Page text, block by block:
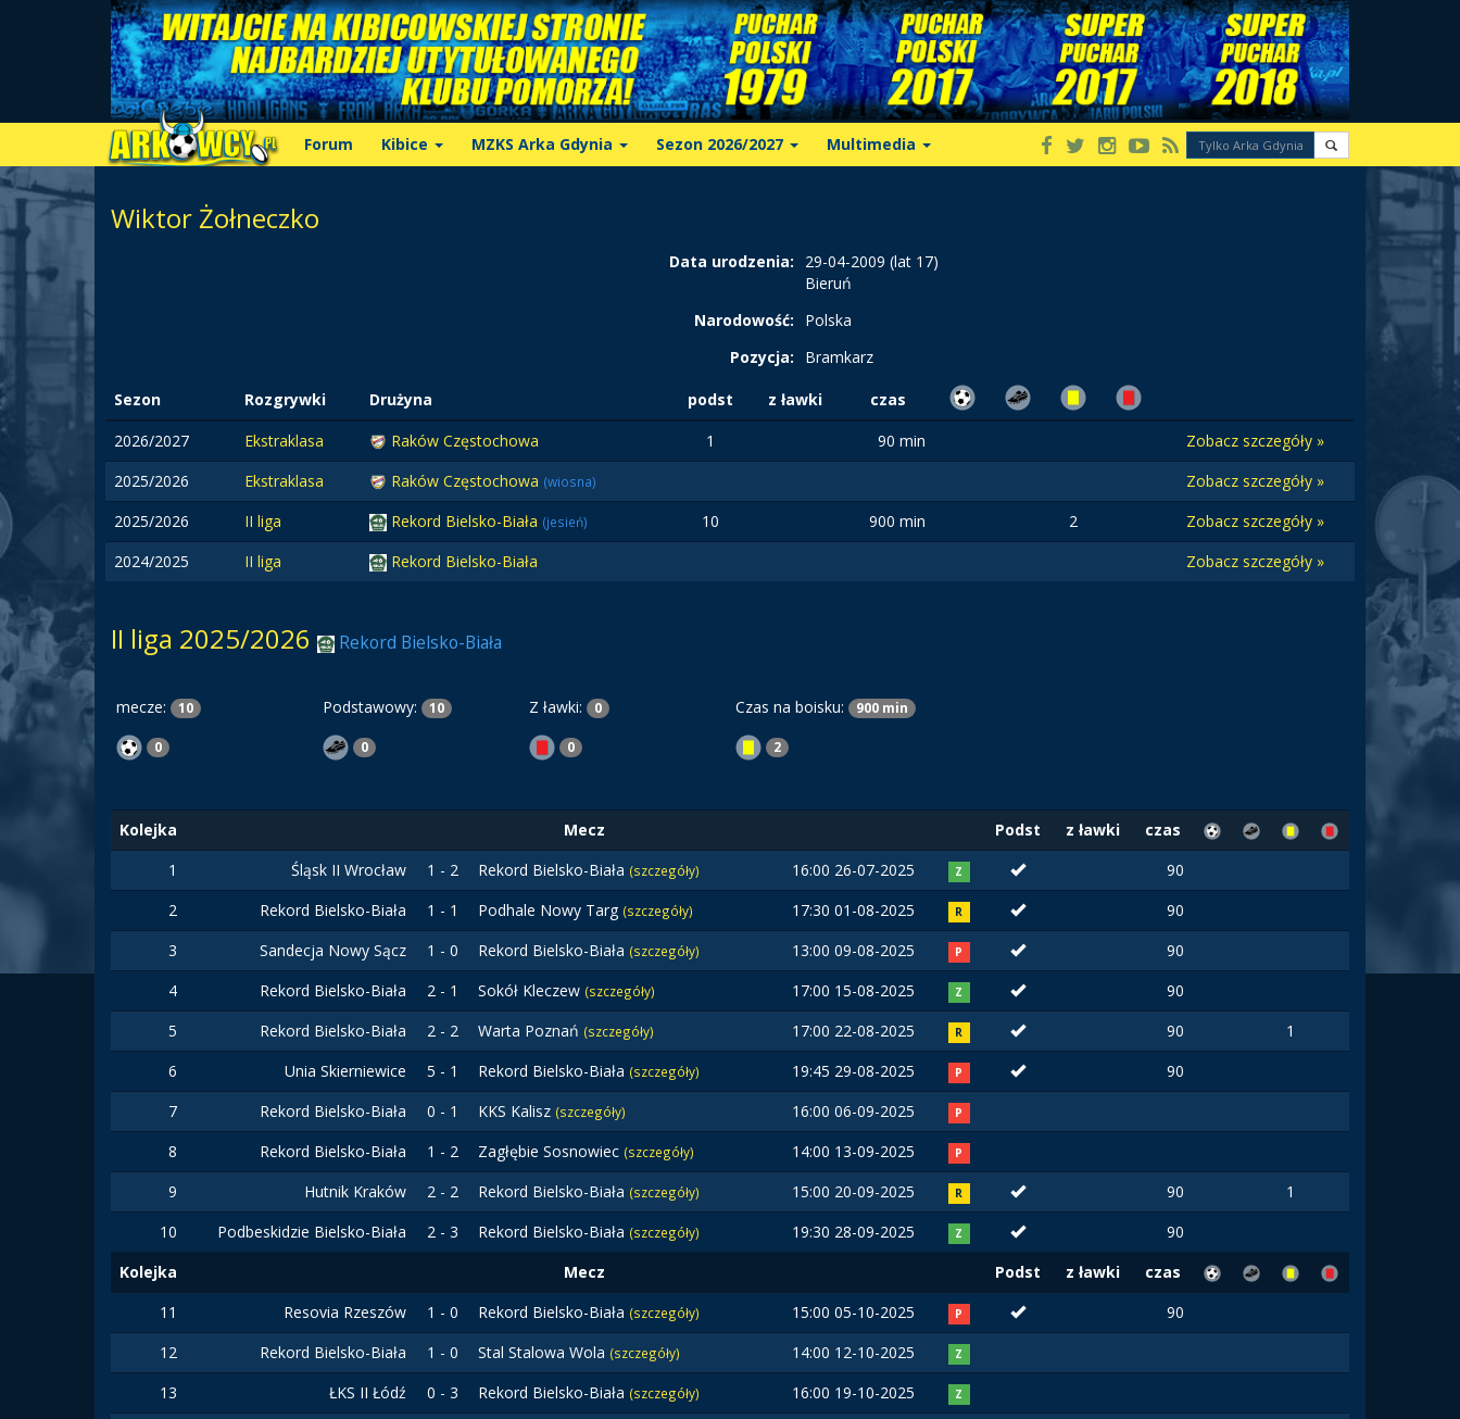
Forum Kibice MZKS Arka Gdynia Sezon 2026/2027 Multimedia
Wiktor Żołneczko
Data urodzenia:
29-04-2009 (lat 17)
Bieruń
Narodowość:
Polska
Pozycja:
Bramkarz
Sezon Rozgrywki Drużyna podst z ławki
czas
2026/2027
Ekstraklasa Raków Częstochowa 1 90 min
Zobacz szczegóły »
2025/2026
Ekstraklasa Raków Częstochowa (wiosna)
Zobacz szczegóły »
2025/2026
II liga Rekord Bielsko-Biała (jesień) 10 900 min 2
Zobacz szczegóły »
2024/2025
II liga Rekord Bielsko-Biała Zobacz szczegóły »
II liga 2025/2026 Rekord Bielsko-Biała
mecze: 10 Podstawowy: 10 Z ławki: 0 Czas na boisku: 900 min
0 0 0 2
Kolejka Mecz Podst z ławki
czas
1
Śląsk II Wrocław 1 - 2 Rekord Bielsko-Biała (szczegóły) 16:00 26-07-2025 Z
90
2
Rekord Bielsko-Biała 1 - 1 Podhale Nowy Targ (szczegóły) 17:30 01-08-2025 R
90
3
Sandecja Nowy Sącz 1 - 0 Rekord Bielsko-Biała (szczegóły) 13:00 09-08-2025 P
90
4
Rekord Bielsko-Biała 2 - 1 Sokół Kleczew (szczegóły) 17:00 15-08-2025 Z
90
5
Rekord Bielsko-Biała 2 - 2 Warta Poznań (szczegóły) 17:00 22-08-2025 R 90
1
6
Unia Skierniewice 5 - 1 Rekord Bielsko-Biała (szczegóły) 19:45 29-08-2025 P
90
7
Rekord Bielsko-Biała 0 - 1 KKS Kalisz (szczegóły) 16:00 06-09-2025 P
8 Rekord Bielsko-Biała 1 - 2 Zagłębie Sosnowiec (szczegóły) 14:00 13-09-2025 P
9 Hutnik Kraków 2 - 2 Rekord Bielsko-Biała (szczegóły) 15:00 20-09-2025 R 90
1
10
Podbeskidzie Bielsko-Biała 2 - 3 Rekord Bielsko-Biała (szczegóły) 19:30 28-09-2025 Z
90
Kolejka
Mecz Podst z ławki
czas
11
Resovia Rzeszów 1 - 0 Rekord Bielsko-Biała (szczegóły) 15:00 05-10-2025 P
90
12
Rekord Bielsko-Biała 1 - 0 Stal Stalowa Wola (szczegóły) 14:00 12-10-2025 Z
13 ŁKS II Łódź 0 - 3 Rekord Bielsko-Biała (szczegóły) 16:00 19-10-2025 Z